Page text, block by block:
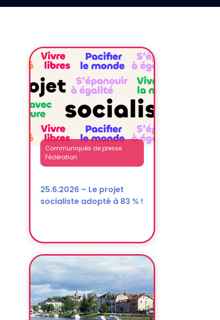
Communiqués de presse
Fédération
25.6.2026 – Le projet
socialiste adopté à 83 % !
Communiqués de presse
Fédération